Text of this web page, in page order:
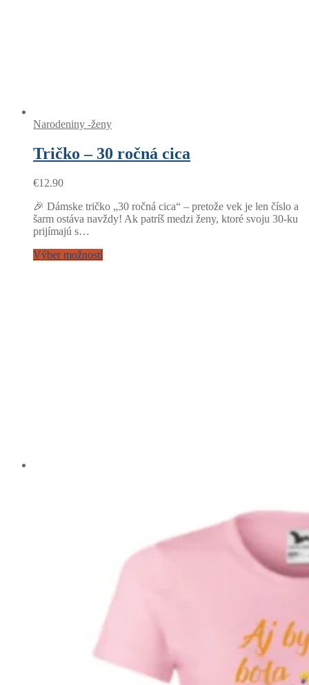
Narodeniny -ženy
Tričko – 30 ročná cica
€12.90
🎉 Dámske tričko „30 ročná cica“ – pretože vek je len číslo a
šarm ostáva navždy! Ak patríš medzi ženy, ktoré svoju 30-ku
prijímajú s…
Výber možností